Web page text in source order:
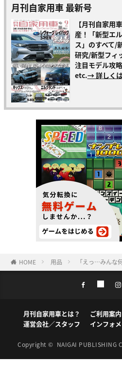
月刊自家用車 最新号
【月刊自家用
産！「新型エ
ス」のすべて/
研究/新型フィ
注目モデル攻
etc.→ 詳しく
HOME 用品 「えっ…みんな
月刊自家用車とは？ ご利用案内
運営会社／スタッフ
インフォ
Copyright © NAIGAI PUBLISHING